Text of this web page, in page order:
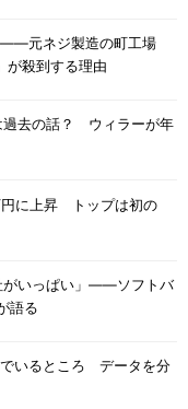
――元ネジ製造の町工場
が殺到する理由
過去の話？ ウィラーが年
円に上昇 トップは初の
がいっぱい」――ソフトバ
語る
でいるところ データを分